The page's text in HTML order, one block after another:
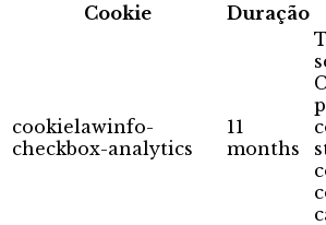
Cookie
Duração
cookielawinfo-
checkbox-analytics
11
months